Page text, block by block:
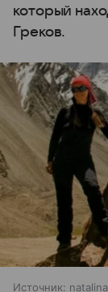
который
Греков.
Источник: